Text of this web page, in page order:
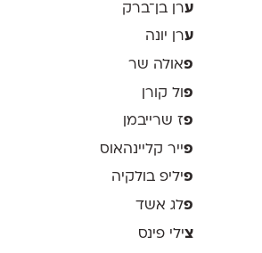
ערן בן־ברק
ערן יונה
פאולה שר
פ ול קורן
פז שרייבמן
פייר קליינהאוס
פיליפ בולקיה
פלג אשד
צילי פינס